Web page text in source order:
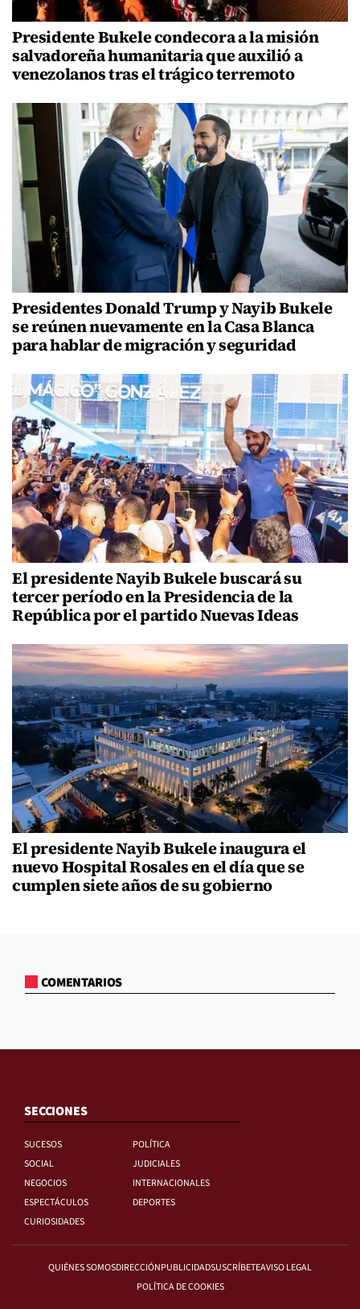
Presidente Bukele condecora a la misión
salvadoreña humanitaria que auxilió a
venezolanos tras el trágico terremoto
Presidentes Donald Trump y Nayib Bukele
se reúnen nuevamente en la Casa Blanca
para hablar de migración y seguridad
El presidente Nayib Bukele buscará su
tercer período en la Presidencia de la
República por el partido Nuevas Ideas
El presidente Nayib Bukele inaugura el
nuevo Hospital Rosales en el día que se
cumplen siete años de su gobierno
COMENTARIOS
SECCIONES
SUCESOS
POLÍTICA
SOCIAL
JUDICIALES
NEGOCIOS
INTERNACIONALES
ESPECTÁCULOS
DEPORTES
CURIOSIDADES
QUIÉNES SOMOSDIRECCIÓNPUBLICIDADSUSCRÍBETEAVISO LEGAL
POLÍTICA DE COOKIES